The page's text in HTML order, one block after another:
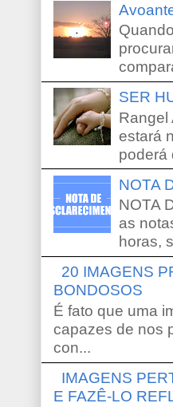
SER
Rangel
estará
poderá
NOTA
NOTA
as
horas,
20 IMAGENS
BONDOSOS
É fato que uma
capazes de nos
con...
IMAGENS
E FAZÊ-LO